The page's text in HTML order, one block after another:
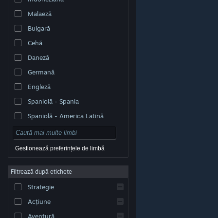
© Valve Corporation. Toate drepturile rezervate. Toate
respectivi în SUA și celelalte țări.
Acordul Steam pentru abonați
Cookie-uri
Malaeză
Bulgară
Cehă
Daneză
Germană
Engleză
Spaniolă - Spania
Spaniolă - America Latină
Gestionează preferințele de limbă
Filtrează după etichete
Strategie
Acțiune
Aventură